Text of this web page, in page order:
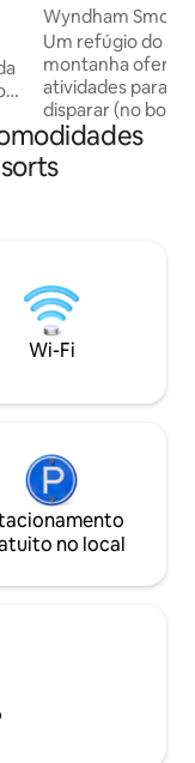
2
Wyndham Smoky
com 2 quartos, 2
Um refúgio do
montanha
atividades para
disparar (no bom
diversões e
oferecem uma
aumentar sua
hóspedes •
2 Cama King - 1 Sofá-cama Queen - 1
Cama King - 2 Sofá-cama Queen - 2
Comodidades do
quarto • Lavar
Wi-Fi
no local